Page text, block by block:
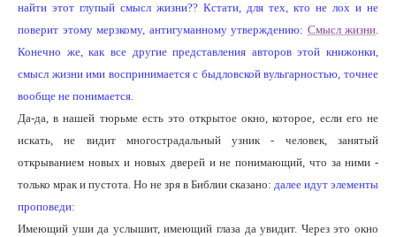
найти этот глупый смысл жизни?? Кстати, для тех, кто не лох и не
поверит этому мерзкому, антигуманному утверждению: Смысл жизни.
Конечно же, как все другие представления авторов этой книжонки,
смысл жизни ими воспринимается с быдловской вульгарностью, точнее
вообще не понимается.
Да-да, в нашей тюрьме есть это открытое окно, которое, если его не
искать, не видит многострадальный узник - человек, занятый
открыванием новых и новых дверей и не понимающий, что за ними -
только мрак и пустота. Но не зря в Библии сказано: далее идут элементы
проповеди:
Имеющий уши да услышит, имеющий глаза да увидит. Через это окно